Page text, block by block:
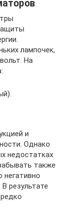
лампочек,
На
и
Однако
недостатках
также
негативно
результате